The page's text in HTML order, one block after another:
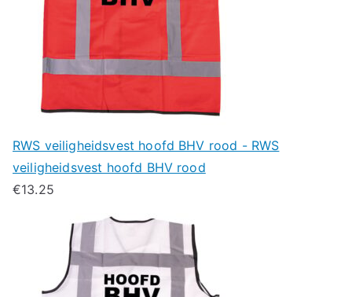
RWS veiligheidsvest hoofd BHV rood - RWS
veiligheidsvest hoofd BHV rood
€13.25